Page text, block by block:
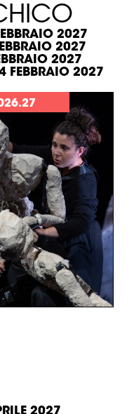
2027
2027
2027
FEBBRAIO 2027